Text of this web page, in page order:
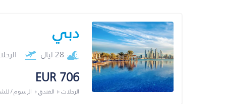
دبي
28 ليال
EUR 706
الرحلات + الفندق + الرسوم /